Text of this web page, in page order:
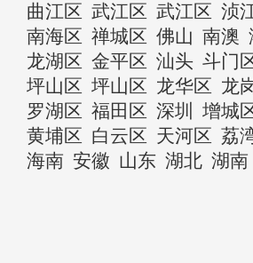
曲江区 武江区 武江区 浈
南海区 禅城区 佛山 南澳
龙湖区 金平区 汕头 斗门
坪山区 坪山区 龙华区 龙
罗湖区 福田区 深圳 增城
黄埔区 白云区 天河区 荔
海南 安徽 山东 湖北 湖南